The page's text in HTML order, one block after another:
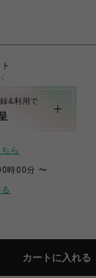
&利用で
ら
時00分 〜
カートに入れる